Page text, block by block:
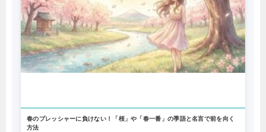
春のプレッシャーに負けない！「桜」や「春一番」の季語と名言で前を向く
方法